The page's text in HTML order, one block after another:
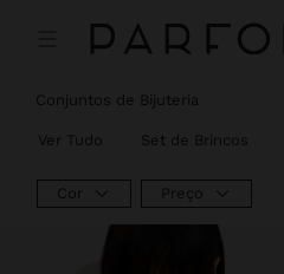
Conjuntos de Bijuteria
Ver Tudo Set de Brincos
Cor Preço